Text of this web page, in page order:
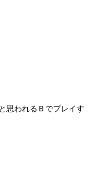
思われるＢでプレイす